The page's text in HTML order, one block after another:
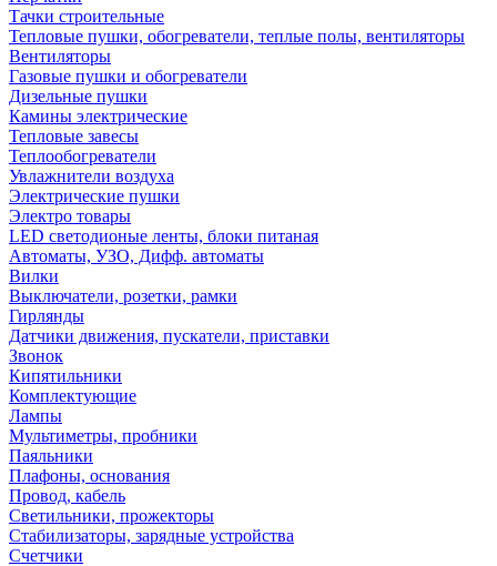
Тачки строительные
Тепловые пушки, обогреватели, теплые полы, вентиляторы
Вентиляторы
Газовые пушки и обогреватели
Дизельные пушки
Камины электрические
Тепловые завесы
Теплообогреватели
Увлажнители воздуха
Электрические пушки
Электро товары
LED светодионые ленты, блоки питаная
Автоматы, УЗО, Дифф. автоматы
Вилки
Выключатели, розетки, рамки
Гирлянды
Датчики движения, пускатели, приставки
Звонок
Кипятильники
Комплектующие
Лампы
Мультиметры, пробники
Паяльники
Плафоны, основания
Провод, кабель
Светильники, прожекторы
Стабилизаторы, зарядные устройства
Счетчики